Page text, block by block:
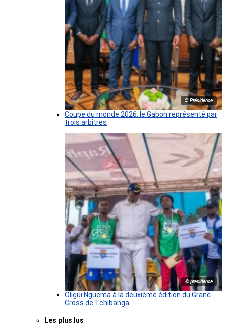
© Présidence
Coupe du monde 2026: le Gabon représenté par
trois arbitres
© presidence
Oligui Nguema à la deuxième édition du Grand
Cross de Tchibanga
Les plus lus